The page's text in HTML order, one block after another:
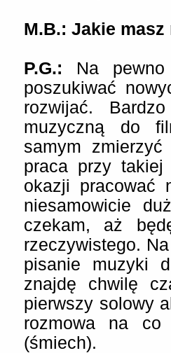
M.B.: Jakie
P.G.: Na
poszukiwać
rozwijać.
muzyczną do
samym
praca przy takiej
okazji pracować
niesamowicie
czekam, aż
rzeczywistego.
pisanie muzyki
znajdę chwilę
pierwszy solowy
rozmowa na co
(śmiech).